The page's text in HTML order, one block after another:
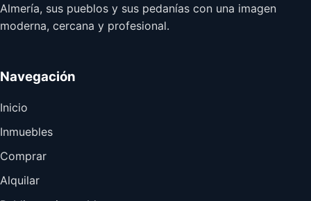
Almería, sus pueblos y sus pedanías con una imagen
moderna, cercana y profesional.
Navegación
Inicio
Inmuebles
Comprar
Alquilar